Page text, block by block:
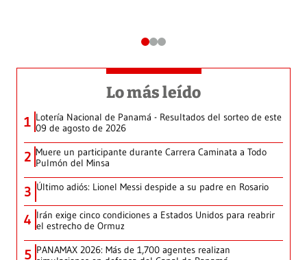
Lo más leído
1 Lotería Nacional de Panamá - Resultados del sorteo de este
09 de agosto de 2026
2 Muere un participante durante Carrera Caminata a Todo
Pulmón del Minsa
3 Último adiós: Lionel Messi despide a su padre en Rosario
4 Irán exige cinco condiciones a Estados Unidos para reabrir
el estrecho de Ormuz
5 PANAMAX 2026: Más de 1,700 agentes realizan